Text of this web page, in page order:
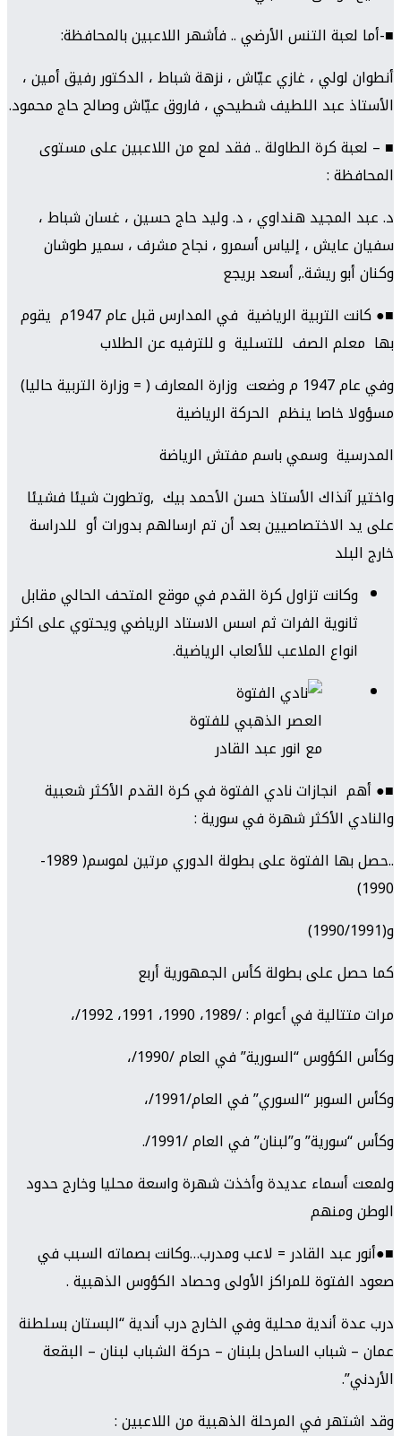
■-أما لعبة التنس الأرضي .. فأشهر اللاعبين بالمحافظة:
أنطوان لولي ، غازي عيّاش ، نزهة شباط ، الدكتور رفيق أمين ،
الأستاذ عبد اللطيف شطيحي ، فاروق عيّاش وصالح حاج محمود.
■ – لعبة كرة الطاولة .. فقد لمع من اللاعبين على مستوى
المحافظة :
د. عبد المجيد هنداوي ، د. وليد حاج حسين ، غسان شباط ،
سفيان عايش ، إلياس أسمرو ، نجاح مشرف ، سمير طوشان
وكنان أبو ريشة., أسعد بريجع
■● كانت التربية الرياضية في المدارس قبل عام 1947م يقوم
بها معلم الصف للتسلية و للترفيه عن الطلاب
وفي عام 1947 م وضعت وزارة المعارف ( = وزارة التربية حاليا)
مسؤولا خاصا ينظم الحركة الرياضية
المدرسية وسمي باسم مفتش الرياضة
واختير آنذاك الأستاذ حسن الأحمد بيك ,وتطورت شيئا فشيئا
على يد الاختصاصيين بعد أن تم ارسالهم بدورات أو للدراسة
خارج البلد
وكانت تزاول كرة القدم في موقع المتحف الحالي مقابل
ثانوية الفرات ثم اسس الاستاد الرياضي ويحتوي على اكثر
انواع الملاعب للألعاب الرياضية.
العصر الذهبي للفتوة
مع انور عبد القادر
■● أهم انجازات نادي الفتوة في كرة القدم الأكثر شعبية
والنادي الأكثر شهرة في سورية :
..حصل بها الفتوة على بطولة الدوري مرتين لموسم( 1989-
1990)
و(1990/1991)
كما حصل على بطولة كأس الجمهورية أربع
مرات متتالية في أعوام : /1989، 1990، 1991، 1992/،
وكأس الكؤوس “السورية” في العام /1990/،
وكأس السوبر “السوري” في العام/1991/،
وكأس “سورية” و”لبنان” في العام /1991/.
ولمعت أسماء عديدة وأخذت شهرة واسعة محليا وخارج حدود
الوطن ومنهم
■●أنور عبد القادر = لاعب ومدرب…وكانت بصماته السبب في
صعود الفتوة للمراكز الأولى وحصاد الكؤوس الذهبية .
درب عدة أندية محلية وفي الخارج درب أندية “البستان بسلطنة
عمان – شباب الساحل بلبنان – حركة الشباب لبنان – البقعة
الأردني”.
وقد اشتهر في المرحلة الذهبية من اللاعبين :